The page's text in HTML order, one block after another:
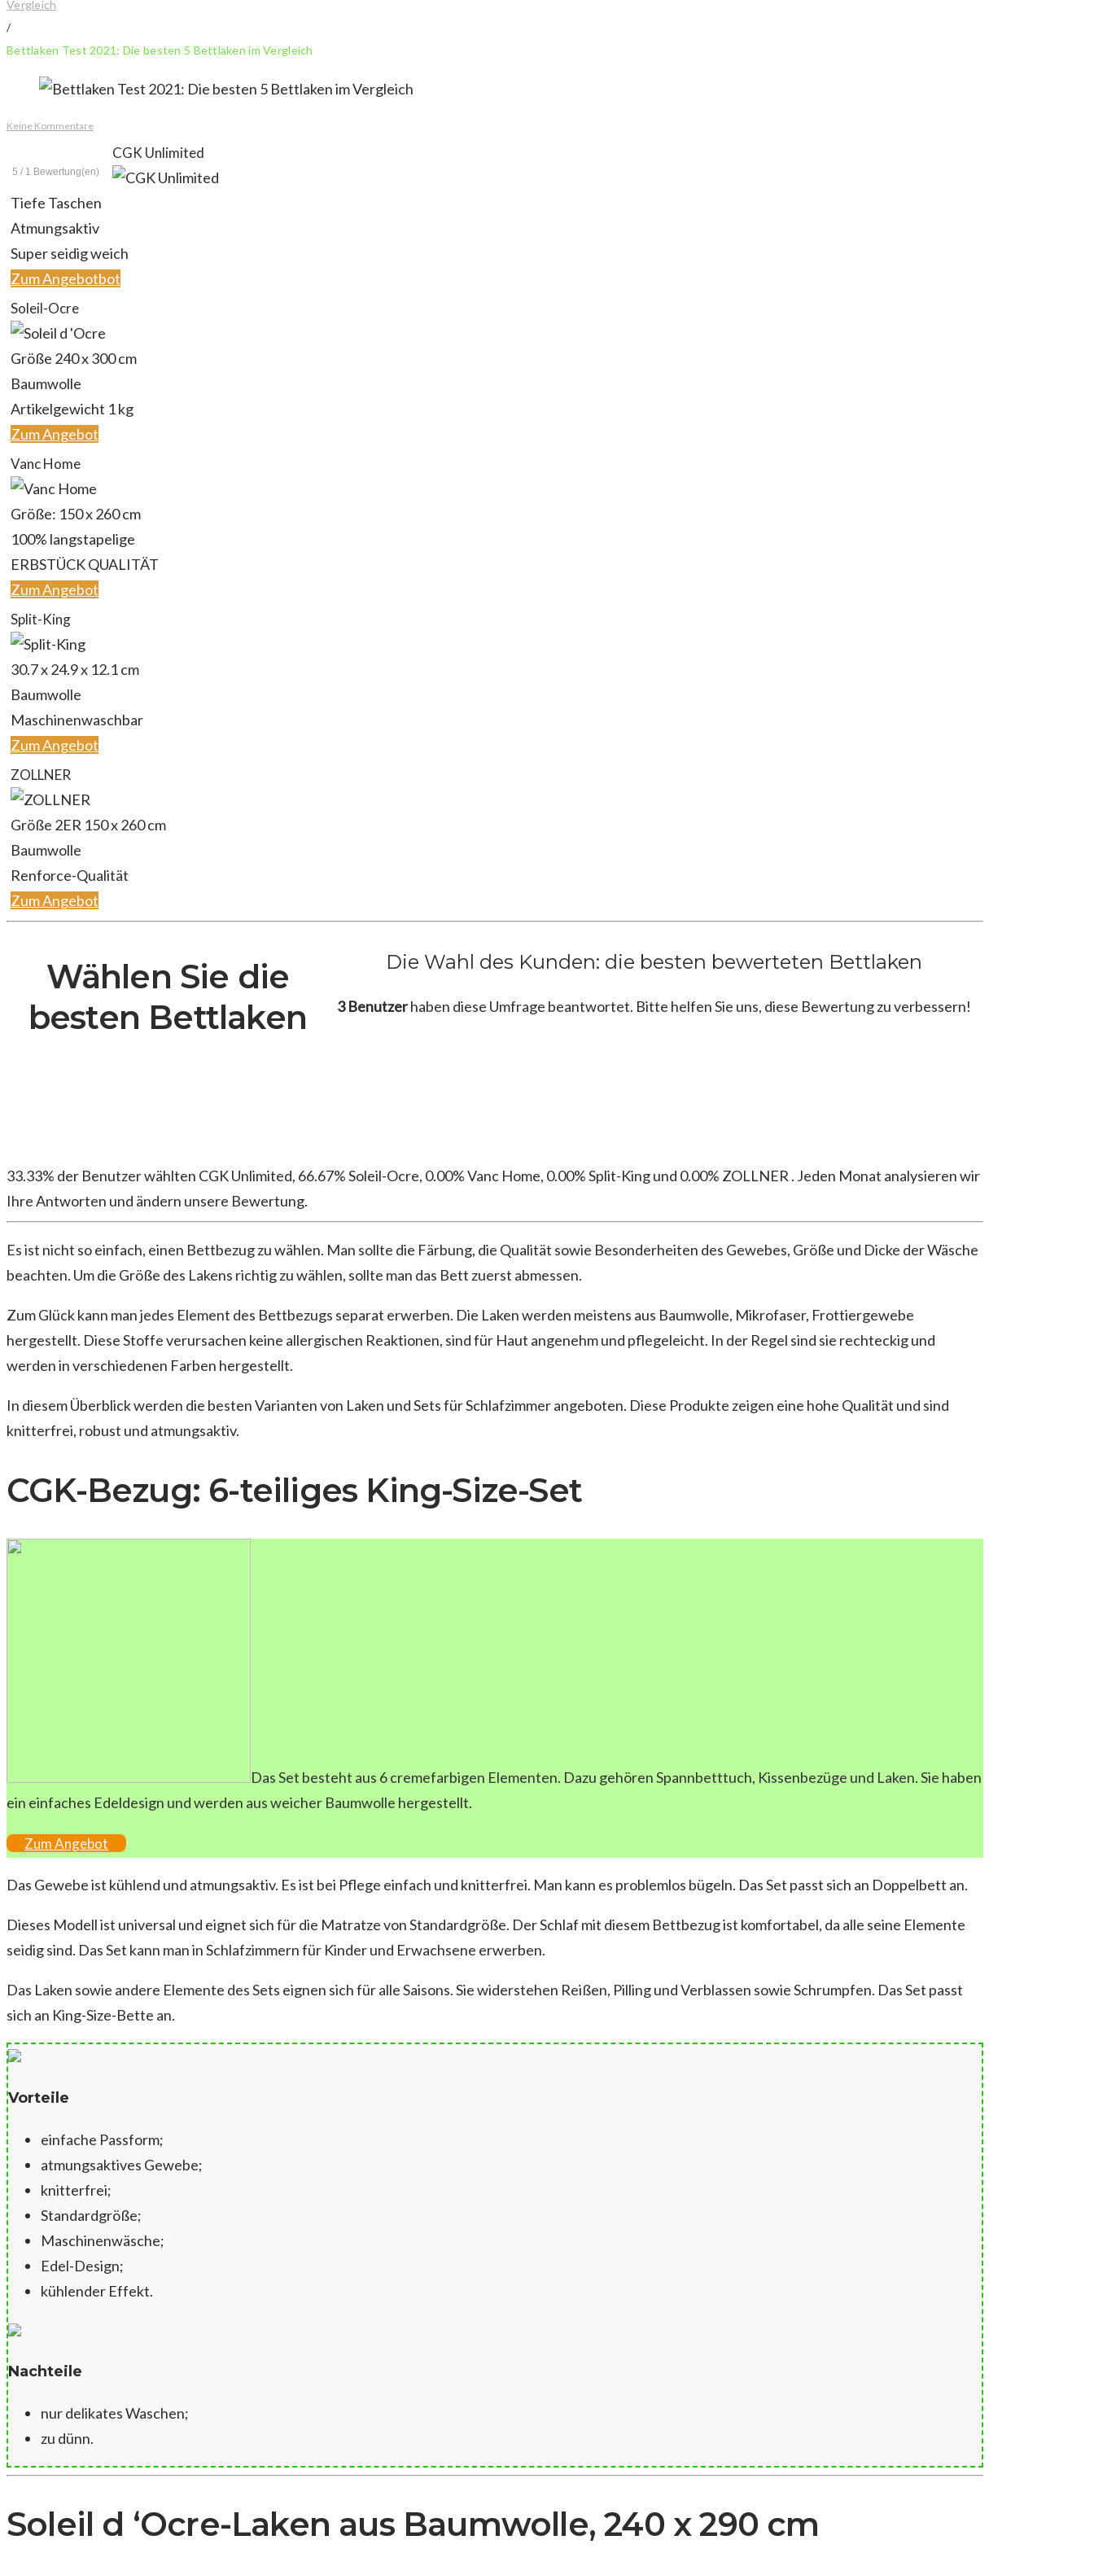
Vergleich
/
Bettlaken Test 2021: Die besten 5 Bettlaken im Vergleich
Keine Kommentare
5 / 1 Bewertung(en)
CGK Unlimited
Tiefe Taschen
Atmungsaktiv
Super seidig weich
Zum Angebotbot
Soleil-Ocre
Größe 240 x 300 cm
‎Baumwolle
Artikelgewicht ‎1 kg
Zum Angebot
Vanc Home
Größe: 150 x 260 cm
100% langstapelige
ERBSTÜCK QUALITÄT
Zum Angebot
Split-King
30.7 x 24.9 x 12.1 cm
Baumwolle
Maschinenwaschbar
Zum Angebot
ZOLLNER
Größe 2ER 150 x 260 cm
Baumwolle
Renforce-Qualität
Zum Angebot
Wählen Sie die
besten Bettlaken
Die Wahl des Kunden: die besten bewerteten Bettlaken
3 Benutzerhaben diese Umfrage beantwortet. Bitte helfen Sie uns, diese Bewertung zu verbessern!
33.33% der Benutzer wählten CGK Unlimited, 66.67% Soleil-Ocre, 0.00% Vanc Home, 0.00% Split-King und 0.00% ZOLLNER . Jeden Monat analysieren wir
Ihre Antworten und ändern unsere Bewertung.
Es ist nicht so einfach, einen Bettbezug zu wählen. Man sollte die Färbung, die Qualität sowie Besonderheiten des Gewebes, Größe und Dicke der Wäsche
beachten. Um die Größe des Lakens richtig zu wählen, sollte man das Bett zuerst abmessen.
Zum Glück kann man jedes Element des Bettbezugs separat erwerben. Die Laken werden meistens aus Baumwolle, Mikrofaser, Frottiergewebe
hergestellt. Diese Stoffe verursachen keine allergischen Reaktionen, sind für Haut angenehm und pflegeleicht. In der Regel sind sie rechteckig und
werden in verschiedenen Farben hergestellt.
In diesem Überblick werden die besten Varianten von Laken und Sets für Schlafzimmer angeboten. Diese Produkte zeigen eine hohe Qualität und sind
knitterfrei, robust und atmungsaktiv.
CGK-Bezug: 6-teiliges King-Size-Set
Das Set besteht aus 6 cremefarbigen Elementen. Dazu gehören Spannbetttuch, Kissenbezüge und Laken. Sie haben
ein einfaches Edeldesign und werden aus weicher Baumwolle hergestellt.
Zum Angebot
Das Gewebe ist kühlend und atmungsaktiv. Es ist bei Pflege einfach und knitterfrei. Man kann es problemlos bügeln. Das Set passt sich an Doppelbett an.
Dieses Modell ist universal und eignet sich für die Matratze von Standardgröße. Der Schlaf mit diesem Bettbezug ist komfortabel, da alle seine Elemente
seidig sind. Das Set kann man in Schlafzimmern für Kinder und Erwachsene erwerben.
Das Laken sowie andere Elemente des Sets eignen sich für alle Saisons. Sie widerstehen Reißen, Pilling und Verblassen sowie Schrumpfen. Das Set passt
sich an King-Size-Bette an.
Vorteile
einfache Passform;
atmungsaktives Gewebe;
knitterfrei;
Standardgröße;
Maschinenwäsche;
Edel-Design;
kühlender Effekt.
Nachteile
nur delikates Waschen;
zu dünn.
Soleil d ‘Ocre-Laken aus Baumwolle, 240 x 290 cm